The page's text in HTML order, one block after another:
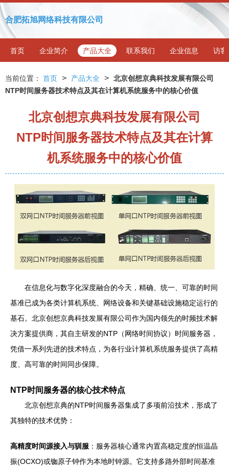
合肥拓旭网络科技有限公司
首页 企业简介 产品大全 联系我们 企业信息 访客
当前位置： 首页 > 产品大全 > 北京创想京典科技发展有限公司
NTP时间服务器技术特点及其在计算机系统服务中的核心价值
北京创想京典科技发展有限公司
NTP时间服务器技术特点及其在计算
机系统服务中的核心价值
在信息化与数字化深度融合的今天，精确、统一、可靠的时间
基准已成为各类计算机系统、网络设备和关键基础设施稳定运行的
基石。北京创想京典科技发展有限公司作为国内领先的时频技术解
决方案提供商，其自主研发的NTP（网络时间协议）时间服务器，
凭借一系列先进的技术特点，为各行业计算机系统服务提供了高精
度、高可靠的时间同步保障。
NTP时间服务器的核心技术特点
北京创想京典的NTP时间服务器集成了多项前沿技术，形成了
其独特的技术优势：
高精度时间源接入与驯服 ：服务器核心通常内置高稳定度的恒温晶
振(OCXO)或铷原子钟作为本地时钟源。它支持多路外部时间基准